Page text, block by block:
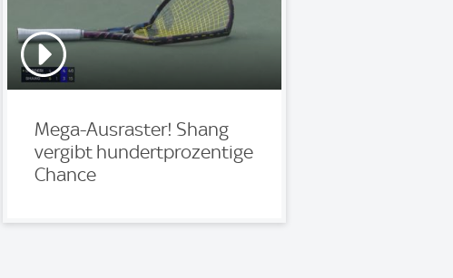
Mega-Ausraster! Shang
vergibt hundertprozentige
Chance